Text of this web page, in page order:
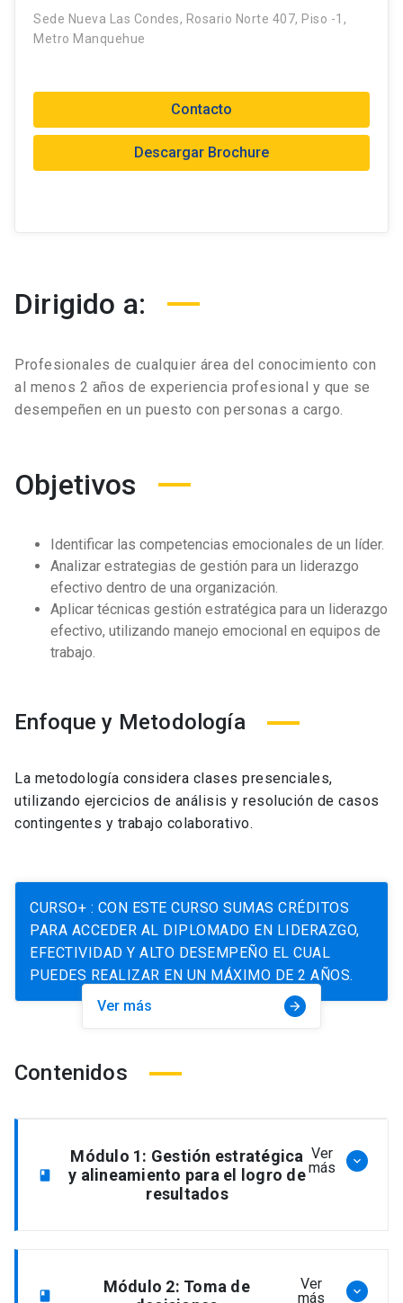
Sede Nueva Las Condes, Rosario Norte 407, Piso -1,
Metro Manquehue
Contacto
Descargar Brochure
Dirigido a:
Profesionales de cualquier área del conocimiento con
al menos 2 años de experiencia profesional y que se
desempeñen en un puesto con personas a cargo.
Objetivos
Identificar las competencias emocionales de un líder.
Analizar estrategias de gestión para un liderazgo
efectivo dentro de una organización.
Aplicar técnicas gestión estratégica para un liderazgo
efectivo, utilizando manejo emocional en equipos de
trabajo.
Enfoque y Metodología
La metodología considera clases presenciales,
utilizando ejercicios de análisis y resolución de casos
contingentes y trabajo colaborativo.
CURSO+ : CON ESTE CURSO SUMAS CRÉDITOS
PARA ACCEDER AL DIPLOMADO EN LIDERAZGO,
EFECTIVIDAD Y ALTO DESEMPEÑO EL CUAL
PUEDES REALIZAR EN UN MÁXIMO DE 2 AÑOS.
Ver más
arrow_forward
Contenidos
book
Módulo 1: Gestión estratégica
y alineamiento para el logro de
resultados
Ver
más
keyboard_arrow_down
Por qué y para qué las organizaciones
book
Módulo 2: Toma de
Ver
más
keyboard_arrow_down